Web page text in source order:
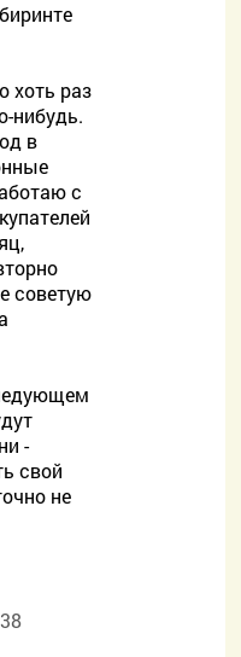
хоть раз
нибудь.
в
с
советую
-
свой
не